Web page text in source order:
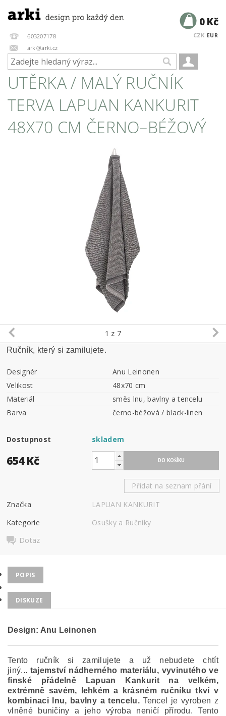
603207178
arki@arki.cz
CZK EUR
0 Kč
UTĚRKA / MALÝ RUČNÍK
TERVA LAPUAN KANKURIT
48X70 CM ČERNO–BÉŽOVÝ
1 z 7
Ručník, který si zamilujete.
Designér
Anu Leinonen
Velikost
48x70 cm
Materiál
směs lnu, bavlny a tencelu
Barva
černo-béžová / black-linen
Dostupnost skladem
654 Kč
Přidat na seznam přání
Značka
LAPUAN KANKURIT
Kategorie
Osušky a Ručníky
Dotaz
POPIS
DISKUZE
Design: Anu Leinonen
Tento ručník si zamilujete a už nebudete chtít
jiný... tajemství nádherného materiálu, vyvinutého ve
finské přádelně Lapuan Kankurit na velkém,
extrémně savém, lehkém a krásném ručníku tkví v
kombinaci lnu, bavlny a tencelu.Tencel je vyroben z
vlněné buničiny a jeho výroba neničí přírodu. Tento